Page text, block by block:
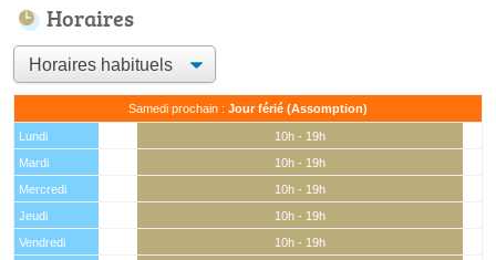
Horaires
Samedi prochain : Jour férié (Assomption)
Lundi
10h - 19h
Mardi
10h - 19h
Mercredi
10h - 19h
Jeudi
10h - 19h
Vendredi
10h - 19h